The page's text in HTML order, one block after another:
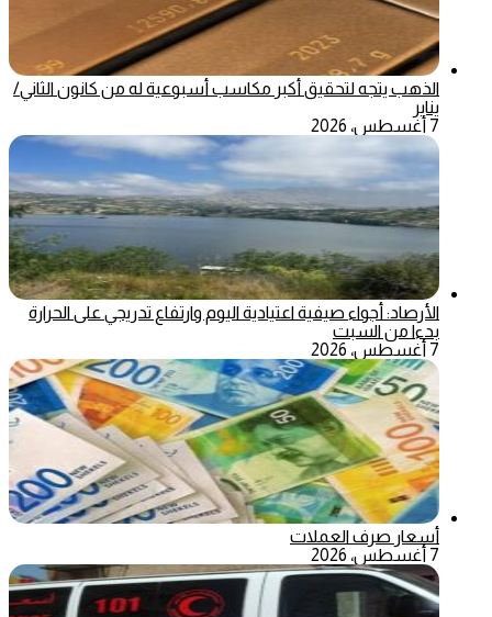
الذهب يتجه لتحقيق أكبر مكاسب أسبوعية له من كانون الثاني/
يناير
7 أغسطس، 2026
الأرصاد: أجواء صيفية اعتيادية اليوم وارتفاع تدريجي على الحرارة
بدءا من السبت
7 أغسطس، 2026
أسعار صرف العملات
7 أغسطس، 2026